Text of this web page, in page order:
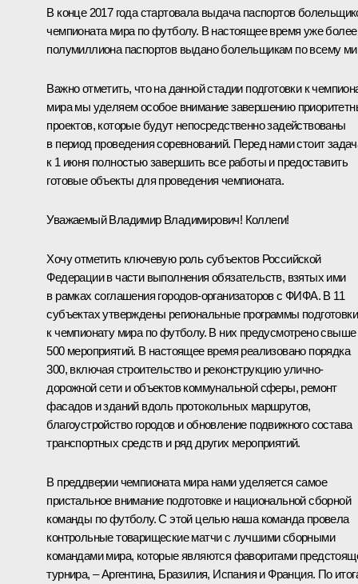
В конце 2017 года стартовала выдача паспортов
чемпионата мира по футболу. В настоящее время уже более
полумиллиона паспортов выдано болельщикам по всему
Важно отметить, что на данной стадии подготовки к
мира мы уделяем особое внимание завершению
проектов, которые будут непосредственно задействованы
в период проведения соревнований. Перед нами стоит
к 1 июня полностью завершить все работы и предоставить
готовые объекты для проведения чемпионата.
Уважаемый Владимир Владимирович! Коллеги!
Хочу отметить ключевую роль субъектов Российской
Федерации в части выполнения обязательств, взятых ими
в рамках соглашения городов-организаторов с ФИФА. В 11
субъектах утверждены региональные программы подготовки
к чемпионату мира по футболу. В них предусмотрено свыше
500 мероприятий. В настоящее время реализовано порядка
300, включая строительство и реконструкцию улично-
дорожной сети и объектов коммунальной сферы, ремонт
фасадов и зданий вдоль протокольных маршрутов,
благоустройство городов и обновление подвижного состава
транспортных средств и ряд других мероприятий.
В преддверии чемпионата мира нами уделяется самое
пристальное внимание подготовке и национальной сборной
команды по футболу. С этой целью наша команда провела
контрольные товарищеские матчи с лучшими сборными
командами мира, которые являются фаворитами
турнира, – Аргентина, Бразилия, Испания и Франция. По